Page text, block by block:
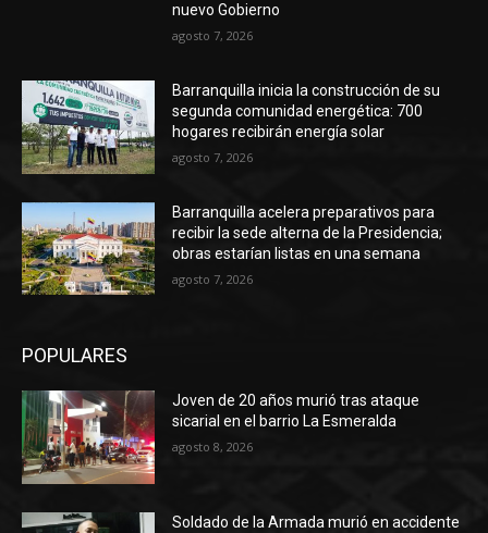
nuevo Gobierno
agosto 7, 2026
Barranquilla inicia la construcción de su
segunda comunidad energética: 700
hogares recibirán energía solar
agosto 7, 2026
Barranquilla acelera preparativos para
recibir la sede alterna de la Presidencia;
obras estarían listas en una semana
agosto 7, 2026
POPULARES
Joven de 20 años murió tras ataque
sicarial en el barrio La Esmeralda
agosto 8, 2026
Soldado de la Armada murió en accidente